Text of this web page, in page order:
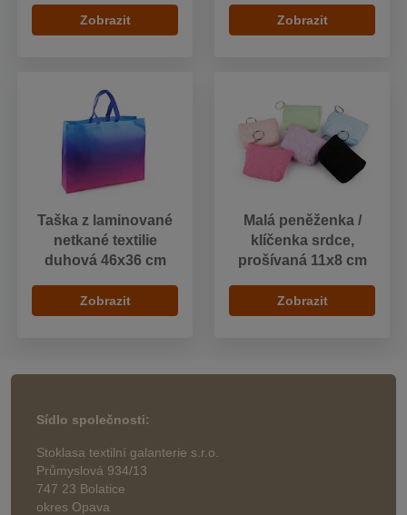
Zobrazit Zobrazit
Taška z laminované
netkané textilie
duhová 46x36 cm
Zobrazit
Malá peněženka /
klíčenka srdce,
prošívaná 11x8 cm
Zobrazit
Sídlo společnosti:
Stoklasa textilní galanterie s.r.o.
Průmyslová 934/13
747 23 Bolatice
okres Opava